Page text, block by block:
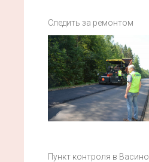
Следить за ремонтом
Пункт контроля в Васино